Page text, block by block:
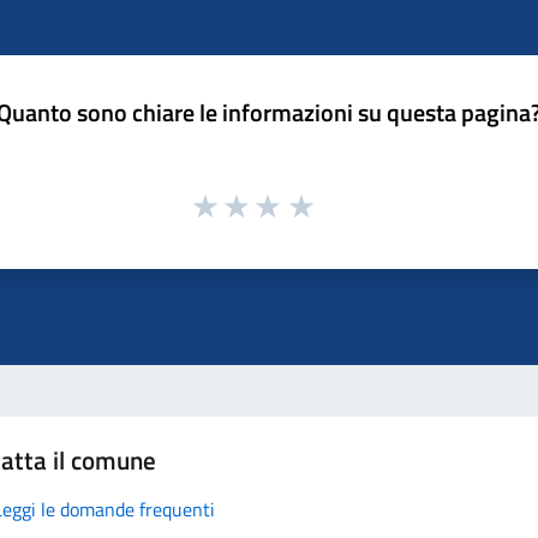
sono chiare le informazioni su questa
il comune
le domande frequenti